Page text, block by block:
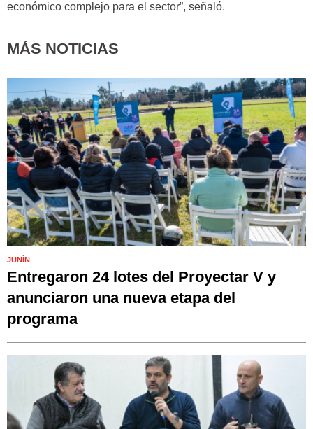
económico complejo para el sector”, señaló.
MÁS NOTICIAS
JUNÍN
Entregaron 24 lotes del Proyectar V y
anunciaron una nueva etapa del
programa